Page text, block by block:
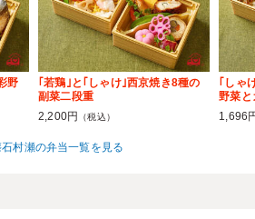
野
｢若鶏｣と｢しゃけ｣西京焼き8種の
副菜二段重
2,200円
（税込）
｢しゃ
野菜と
1,696
村瀬の弁当一覧を見る